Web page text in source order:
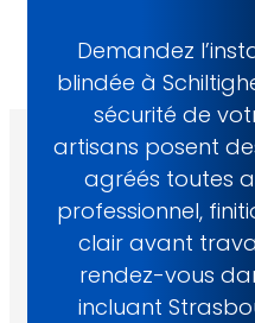
Demandez
blindée à
sécurité de
artisans posent
agréés toutes
professionnel,
clair avant
rendez-vous
incluant